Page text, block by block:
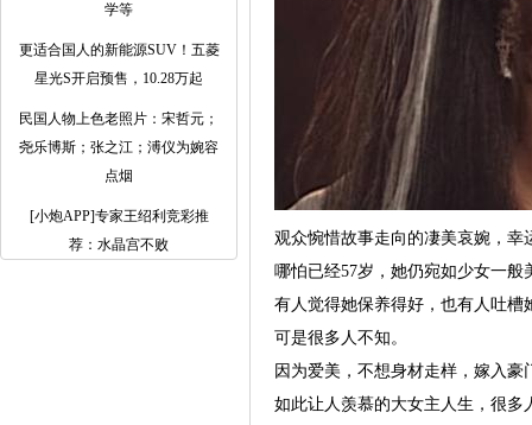
学等
更适合国人的新能源SUV！五菱
星光S开启预售，10.28万起
民国人物上色老照片：宋哲元；
尧乐博斯；张之江；溥仪为婉容
点烟
[小炮APP]专家王绍利竞彩推
荐：水晶宫不败
观众惋惜故事走向的凄美哀婉，
哪怕已经57岁，她仍宛如少女一般
有人觉得她保养得好，也有人吐槽
可是很多人不知。
因为爱美，不想身材走样，嫁入
如此让人羡慕的大女主人生，很